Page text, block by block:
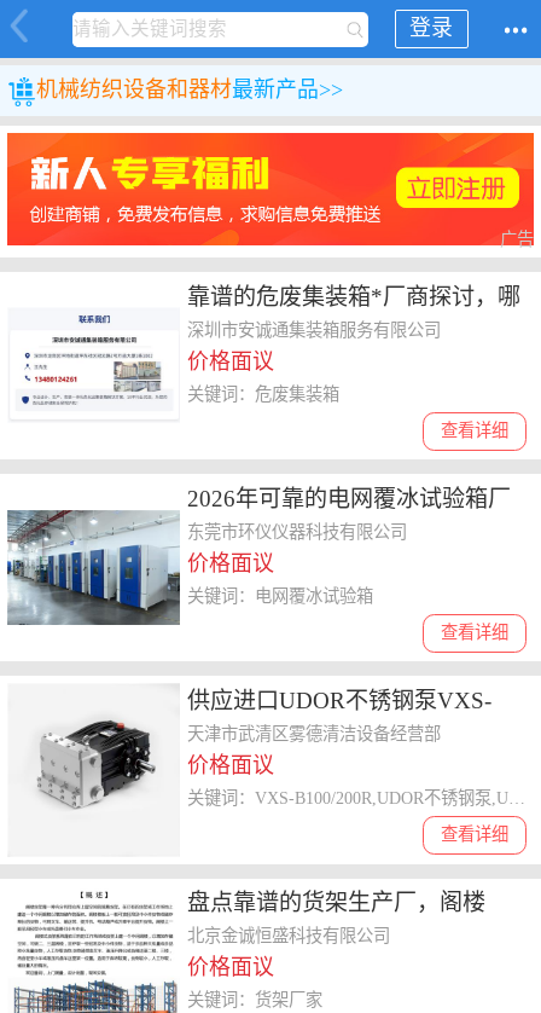
登录
机械纺织设备和器材最新产品>>
广告
靠谱的危废集装箱*厂商探讨，哪
个品牌的产品更值得入手
深圳市安诚通集装箱服务有限公司
价格面议
查看详细
关键词：危废集装箱
2026年可靠的电网覆冰试验箱厂
家，高低温交变、小容积及批量
定制哪家好
东莞市环仪仪器科技有限公司
价格面议
查看详细
关键词：电网覆冰试验箱
供应进口UDOR不锈钢泵VXS-
B100/200R高压泵水泵代理
天津市武清区雾德清洁设备经营部
价格面议
查看详细
盘点靠谱的货架生产厂，阁楼
式、轻型货架服务商怎么收费
北京金诚恒盛科技有限公司
价格面议
关键词：货架厂家